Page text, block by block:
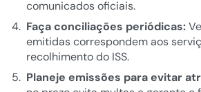
comunicados oficiais.
Faça conciliações periódicas:
emitidas correspondem aos
recolhimento do ISS.
Planeje emissões para evitar